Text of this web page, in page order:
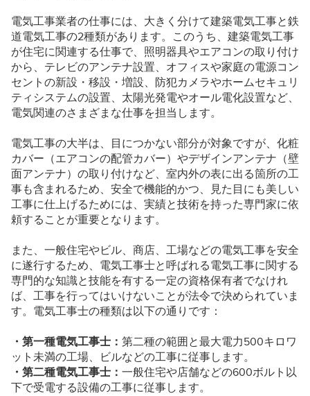
電気工事業者の仕事には、大きく分けて建築電気工事と鉄
道電気工事の2種類があります。このうち、建築電気工事
が住宅に関連する仕事で、照明器具やエアコンの取り付け
から、テレビのアンテナ設置、オフィスや家庭の電源コン
セントの新設・移設・増設、防犯カメラやホームセキュリ
ティシステムの設置、太陽光発電やオール電化設置など、
電気関連のさまざまな仕事を担当します。
電気工事の大半は、目につかない部分が対象ですが、化粧
カバー（エアコンの配管カバー）やデザインアンテナ（壁
面アンテナ）の取り付けなど、室内外の表に出る箇所の工
事も含まれるため、安全で機能的かつ、見た目にも美しい
工事に仕上げるためには、実績と技術を持った専門家に依
頼することが重要となります。
また、一般住宅やビル、商店、工場などの電気工事を安全
に遂行するため、電気工事士と呼ばれる電気工事に関する
専門的な知識と技能を有する一定の資格保有者でなけれ
ば、工事を行ってはいけないことが法令で決められていま
す。電気工事士の種類は以下の通りです：
・第一種電気工事士： 第二種の範囲と最大電力500キロワ
ット未満の工場、ビルなどの工事に従事します。
・第二種電気工事士： 一般住宅や店舗などの600ボルト以
下で受電する設備の工事に従事します。